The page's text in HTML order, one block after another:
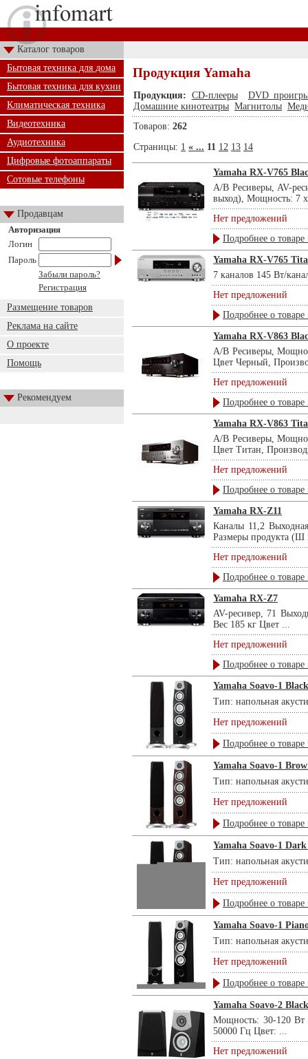
Каталог товаров
Бытовая техника для дома
Бытовая техника для кухни
Климатическая техника
Видеотехника
Аудиотехника
Цифровые фотоаппараты
Сотовые телефоны
Продавцам
Авторизация
Логин
Пароль
Забыли пароль?
Регистрация
Размещение товаров
Реклама на сайте
О проекте
Помощь
Рекомендуем
Продукция Yamaha
Продукция: CD-плееры
DVD
Домашние кинотеатры Магнитолы
Товаров: 262
Страницы: 1 « ... 11 12 13 14
Yamaha RX-V765
А/В Ресиверы, AV-
выход), Мощность: 7
Нет предложений
Подробнее о товаре
Yamaha RX-V765
7 каналов 145 Вт/
Нет предложений
Подробнее о товаре
Yamaha RX-V863
А/В Ресиверы,
Цвет Черный,
Нет предложений
Подробнее о товаре
Yamaha RX-V863
А/В Ресиверы,
Цвет Титан,
Нет предложений
Подробнее о товаре
Yamaha RX-Z11
Каналы 11,2
Размеры продукта
Нет предложений
Подробнее о товаре
Yamaha RX-Z7
AV-ресивер, 71
Вес 185 кг Цвет ...
Нет предложений
Подробнее о товаре
Yamaha Soavo-1 Black
Тип: напольная
Нет предложений
Подробнее о товаре
Yamaha Soavo-1
Тип: напольная
Нет предложений
Подробнее о товаре
Yamaha Soavo-1
Тип: напольная
Нет предложений
Подробнее о товаре
Yamaha Soavo-1
Тип: напольная
Нет предложений
Подробнее о товаре
Yamaha Soavo-2 Black
Мощность: 30-120 Вт
50000 Гц Цвет: ...
Нет предложений